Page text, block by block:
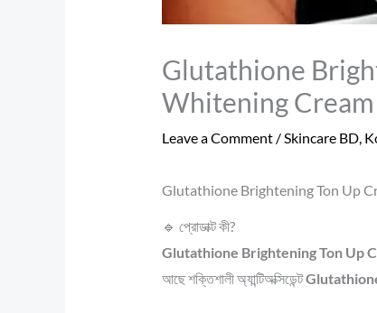
Glutathione
Whitening
Leave a Comment /Skincare BD,
Glutathione Brightening Ton Up
🔹 প্রোডাক্ট কী?
Glutathione Brightening Ton Up
আছে শক্তিশালী অ্যান্টিঅক্সিডেন্ট